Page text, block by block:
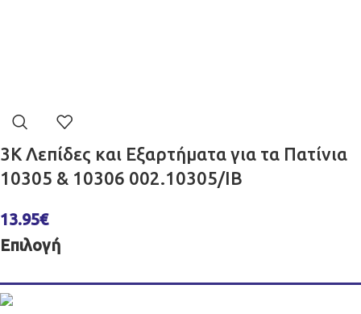
3K Λεπίδες και Εξαρτήματα για τα Πατίνια
10305 & 10306 002.10305/IB
13.95€
Επιλογή